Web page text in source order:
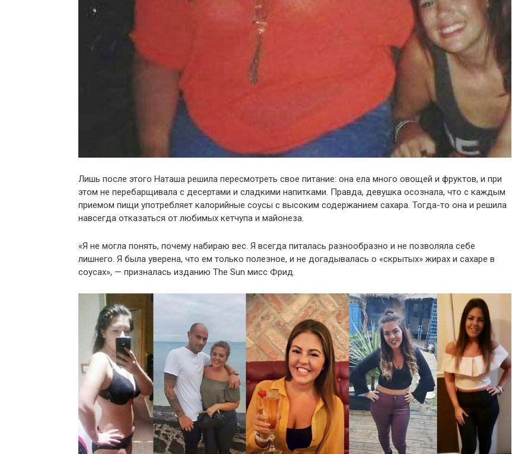
Лишь после этого Наташа решила пересмотреть свое питание: она ела много овощей и фруктов, и при
этом не перебарщивала с десертами и сладкими напитками. Правда, девушка осознала, что с каждым
приемом пищи употребляет калорийные соусы с высоким содержанием сахара. Тогда-то она и решила
навсегда отказаться от любимых кетчупа и майонеза.
«Я не могла понять, почему набираю вес. Я всегда питалась разнообразно и не позволяла себе
лишнего. Я была уверена, что ем только полезное, и не догадывалась о «скрытых» жирах и сахаре в
соусах», — призналась изданию The Sun мисс Фрид.